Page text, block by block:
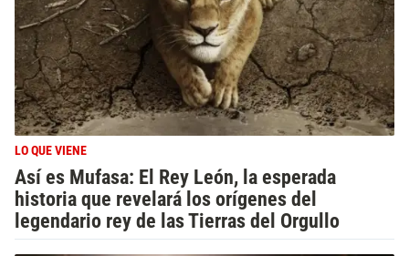
LO QUE VIENE
Así es Mufasa: El Rey León, la esperada
historia que revelará los orígenes del
legendario rey de las Tierras del Orgullo